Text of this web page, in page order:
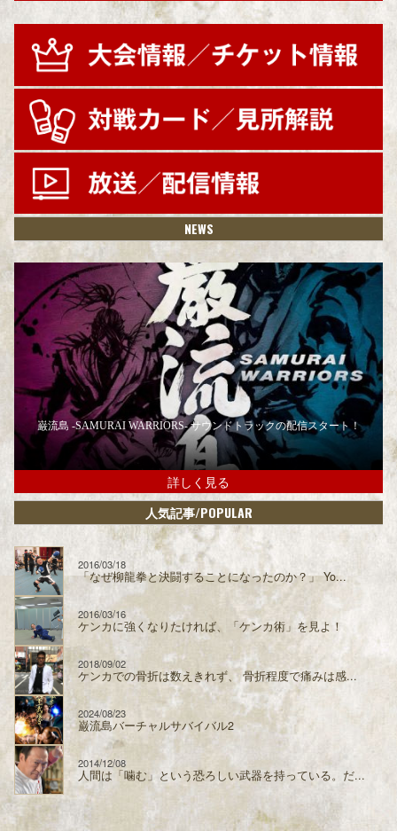
NEWS
巌流島 -SAMURAI WARRIORS- サウンドトラックの配信スタート！
詳しく見る
人気記事/POPULAR
2016/03/18
「なぜ柳龍拳と決闘することになったのか？」 Yo...
2016/03/16
ケンカに強くなりたければ、「ケンカ術」を見よ！
2018/09/02
ケンカでの骨折は数えきれず、 骨折程度で痛みは感...
2024/08/23
巌流島バーチャルサバイバル2
2014/12/08
人間は「噛む」という恐ろしい武器を持っている。だ...